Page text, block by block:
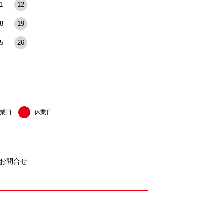
12
19
26
日 休業日
お問合せ